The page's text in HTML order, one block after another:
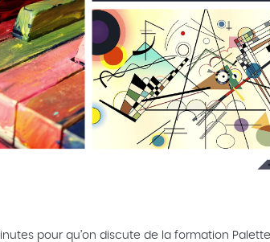
pour qu’on discute de la formation Palette